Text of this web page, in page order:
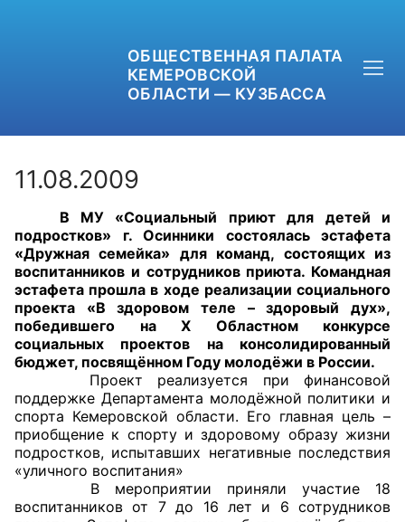
ОБЩЕСТВЕННАЯ ПАЛАТА
КЕМЕРОВСКОЙ
ОБЛАСТИ — КУЗБАССА
+7 (3842) 58-82-40
OPKO42@BK.RU
ОБРАТНАЯ СВЯЗЬ
Главная
Общественные советы
11.08.2009
В МУ «Социальный приют для детей и
подростков» г. Осинники состоялась эстафета
«Дружная семейка» для команд, состоящих из
воспитанников и сотрудников приюта. Командная
эстафета прошла в ходе реализации социального
проекта «В здоровом теле – здоровый дух»,
победившего на Х Областном конкурсе
социальных проектов на консолидированный
бюджет, посвящённом Году молодёжи в России.
Проект реализуется при финансовой
поддержке Департамента молодёжной политики и
спорта Кемеровской области. Его главная цель –
приобщение к спорту и здоровому образу жизни
подростков, испытавших негативные последствия
«уличного воспитания»
В мероприятии приняли участие 18
воспитанников от 7 до 16 лет и 6 сотрудников